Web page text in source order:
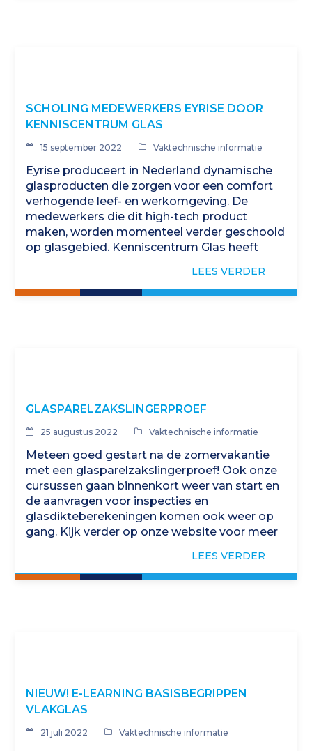
SCHOLING MEDEWERKERS EYRISE DOOR
KENNISCENTRUM GLAS
15 september 2022 Vaktechnische informatie
Eyrise produceert in Nederland dynamische
glasproducten die zorgen voor een comfort
verhogende leef- en werkomgeving. De
medewerkers die dit high-tech product
maken, worden momenteel verder geschoold
op glasgebied. Kenniscentrum Glas heeft
dat volledig is afgestemd op…LEES VERDER
GLASPARELZAKSLINGERPROEF
25 augustus 2022 Vaktechnische informatie
Meteen goed gestart na de zomervakantie
met een glasparelzakslingerproef! Ook onze
cursussen gaan binnenkort weer van start en
de aanvragen voor inspecties en
glasdikteberekeningen komen ook weer op
gang. Kijk verder op onze website voor meer
LEES VERDER
NIEUW! E-LEARNING BASISBEGRIPPEN
VLAKGLAS
21 juli 2022 Vaktechnische informatie